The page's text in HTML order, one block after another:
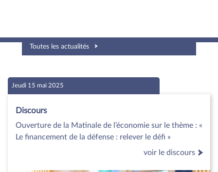
Toutes les actualités
Jeudi 15 mai 2025
Discours
Ouverture de la Matinale de l’économie sur le thème : «
Le financement de la défense : relever le défi »
voir le discours